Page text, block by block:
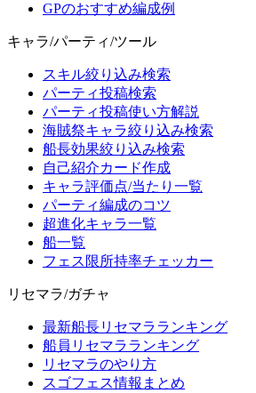
GPのおすすめ編成例
キャラ/パーティ/ツール
スキル絞り込み検索
パーティ投稿検索
パーティ投稿使い方解説
海賊祭キャラ絞り込み検索
船長効果絞り込み検索
自己紹介カード作成
キャラ評価点/当たり一覧
パーティ編成のコツ
超進化キャラ一覧
船一覧
フェス限所持率チェッカー
リセマラ/ガチャ
最新船長リセマラランキング
船員リセマラランキング
リセマラのやり方
スゴフェス情報まとめ